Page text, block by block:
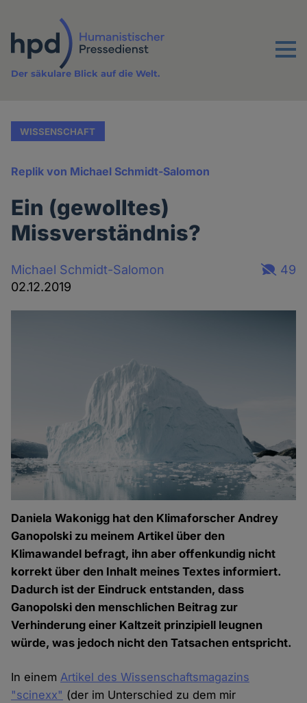
Inhalt
Menu
Der säkulare Blick auf die Welt.
WISSENSCHAFT
Replik von Michael Schmidt-Salomon
Ein (gewolltes)
Missverständnis?
Michael Schmidt-Salomon
02.12.2019
49
Daniela Wakonigg hat den Klimaforscher Andrey
Ganopolski zu meinem Artikel über den
Klimawandel befragt, ihn aber offenkundig nicht
korrekt über den Inhalt meines Textes informiert.
Dadurch ist der Eindruck entstanden, dass
Ganopolski den menschlichen Beitrag zur
Verhinderung einer Kaltzeit prinzipiell leugnen
würde, was jedoch nicht den Tatsachen entspricht.
In einemArtikel des Wissenschaftsmagazins
"scinexx" (der im Unterschied zu dem mir